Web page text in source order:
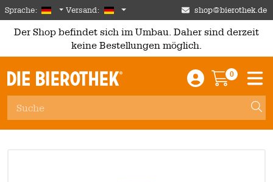
Skip to main content
Sprache: German
Versand: Deutschland shop@bierothek.de
Der Shop befindet sich im Umbau. Daher sind derzeit
keine Bestellungen möglich.
Einloggen /
0